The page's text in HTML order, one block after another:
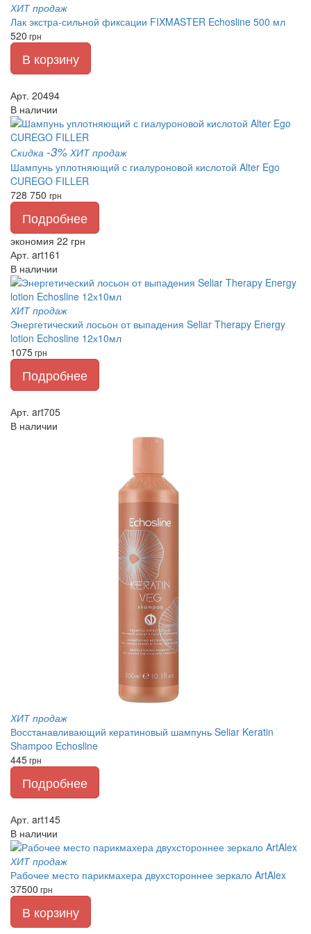
ХИТ продаж
Лак экстра-сильной фиксации FIXMASTER Echosline 500 мл
520 грн
В корзину
Арт. 20494
В наличии
Скидка -3% ХИТ продаж
Шампунь уплотняющий с гиалуроновой кислотой Alter Ego
CUREGO FILLER
728 750 грн
Подробнее
экономия 22 грн
Арт. art161
В наличии
ХИТ продаж
Энергетический лосьон от выпадения Seliar Therapy Energy
lotion Echosline 12х10мл
1075грн
Подробнее
Арт. art705
В наличии
ХИТ продаж
Восстанавливающий кератиновый шампунь Seliar Keratin
Shampoo Echosline
445грн
Подробнее
Арт. art145
В наличии
ХИТ продаж
Рабочее место парикмахера двухстороннее зеркало ArtAlex
37500 грн
В корзину